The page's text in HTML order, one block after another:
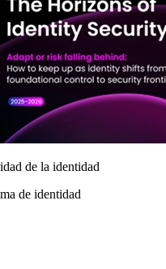
de la identidad
de identidad